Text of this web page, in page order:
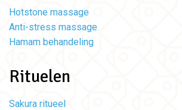
Hotstone massage
Anti-stress massage
Hamam behandeling
Rituelen
Sakura ritueel